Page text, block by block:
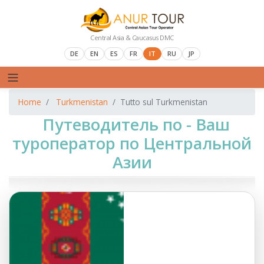
Central Asia & Caucasus DMC
DE
EN ES FR IT RU JP
Home Turkmenistan Tutto sul Turkmenistan
Путеводитель по - Ваш
туроператор по Центральной
Азии